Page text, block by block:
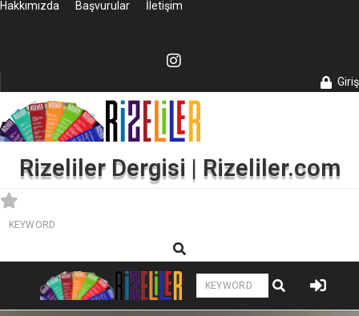
Hakkımızda Başvurular İletişim
Giriş
Rizeliler Dergisi | Rizeliler.com